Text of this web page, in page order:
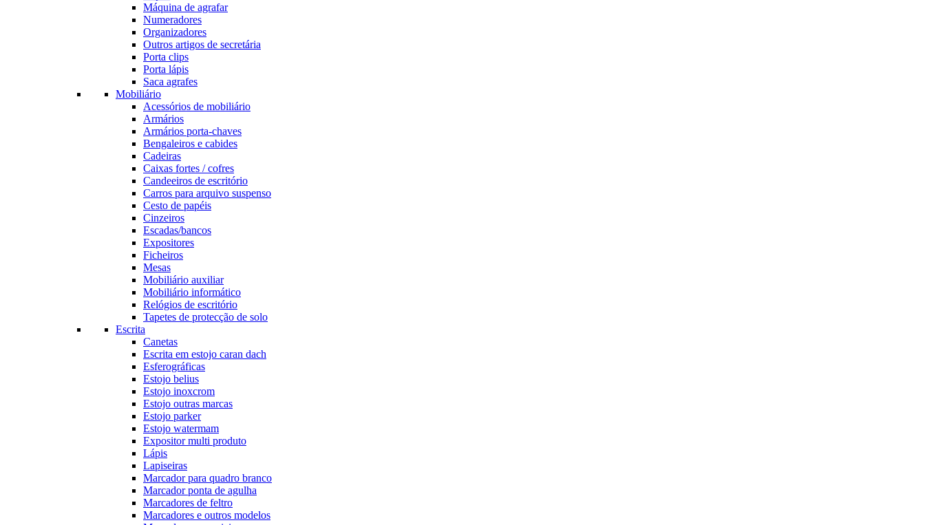
Máquina de agrafar
Numeradores
Organizadores
Outros artigos de secretária
Porta clips
Porta lápis
Saca agrafes
Mobiliário
Acessórios de mobiliário
Armários
Armários porta-chaves
Bengaleiros e cabides
Cadeiras
Caixas fortes / cofres
Candeeiros de escritório
Carros para arquivo suspenso
Cesto de papéis
Cinzeiros
Escadas/bancos
Expositores
Ficheiros
Mesas
Mobiliário auxiliar
Mobiliário informático
Relógios de escritório
Tapetes de protecção de solo
Escrita
Canetas
Escrita em estojo caran dach
Esferográficas
Estojo belius
Estojo inoxcrom
Estojo outras marcas
Estojo parker
Estojo watermam
Expositor multi produto
Lápis
Lapiseiras
Marcador para quadro branco
Marcador ponta de agulha
Marcadores de feltro
Marcadores e outros modelos